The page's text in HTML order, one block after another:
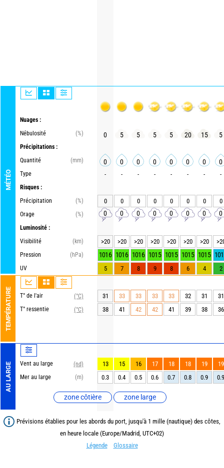
MÉTÉO
Nuages :
Nébulosité
(%)
Précipitations :
Quantité
(mm)
Type
Risques :
Précipitation
(%)
Orage
(%)
Luminosité :
Visibilité
(km)
Pression
(hPa)
UV
TEMPÉRATURE T° de l'air
(°C)
T° ressentie
(°C)
AU LARGE Vent au large
(nd)
Mer au large
(m)
zone côtière zone large
0 5 5 5 5 20 15 5
0 0 0 0 0 0 0 0
- - - - - - - -
0 0 0 0 0 0 0 0
0 0 0 0 0 0 0 0
>20 >20 >20 >20 >20 >20 >20
1016 1016 1016 1015 1015 1015 1015
5 7 8 9 8 6 4 2
31 33 33 33 33 32 31
31
38
41 42 42 41 39 38 36
13 15 16 17 18 18 19
19
0.3
0.4 0.5 0.6 0.7 0.8 0.9 0.9
Prévisions établies pour les abords du port, jusqu'à 1 mille (nautique) des côtes,
en heure locale (Europe/Madrid, UTC+02)
Légende
Glossaire